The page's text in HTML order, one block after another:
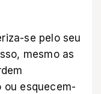
se pelo seu
mesmo as
ou esquecem-